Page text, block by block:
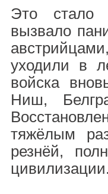
Это стало
вызвало
уходили в
войска
Ниш,
тяжёлым
резнёй,
цивилизации.